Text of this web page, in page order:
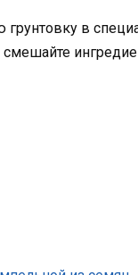
в
смешайте